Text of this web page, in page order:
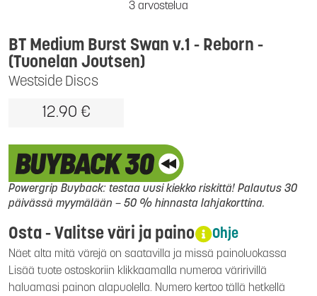
3 arvostelua
Westside Discs
BT Medium Burst Swan v.1 - Reborn -
(Tuonelan Joutsen)
12.90 €
Powergrip Buyback: testaa uusi kiekko riskittä! Palautus 30
päivässä myymälään – 50 % hinnasta lahjakorttina.
Osta - Valitse väri ja paino Ohje
Näet alta mitä värejä on saatavilla ja missä painoluokassa
Lisää tuote ostoskoriin klikkaamalla numeroa väririvillä
haluamasi painon alapuolella. Numero kertoo tällä hetkellä